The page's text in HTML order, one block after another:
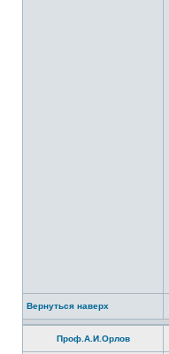
Вернуться наверх
Проф.А.И.Орлов